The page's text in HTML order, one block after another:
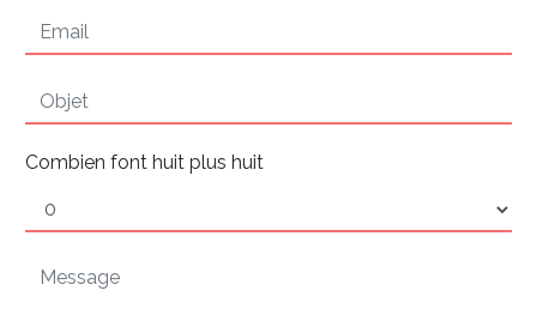
Combien font huit plus huit